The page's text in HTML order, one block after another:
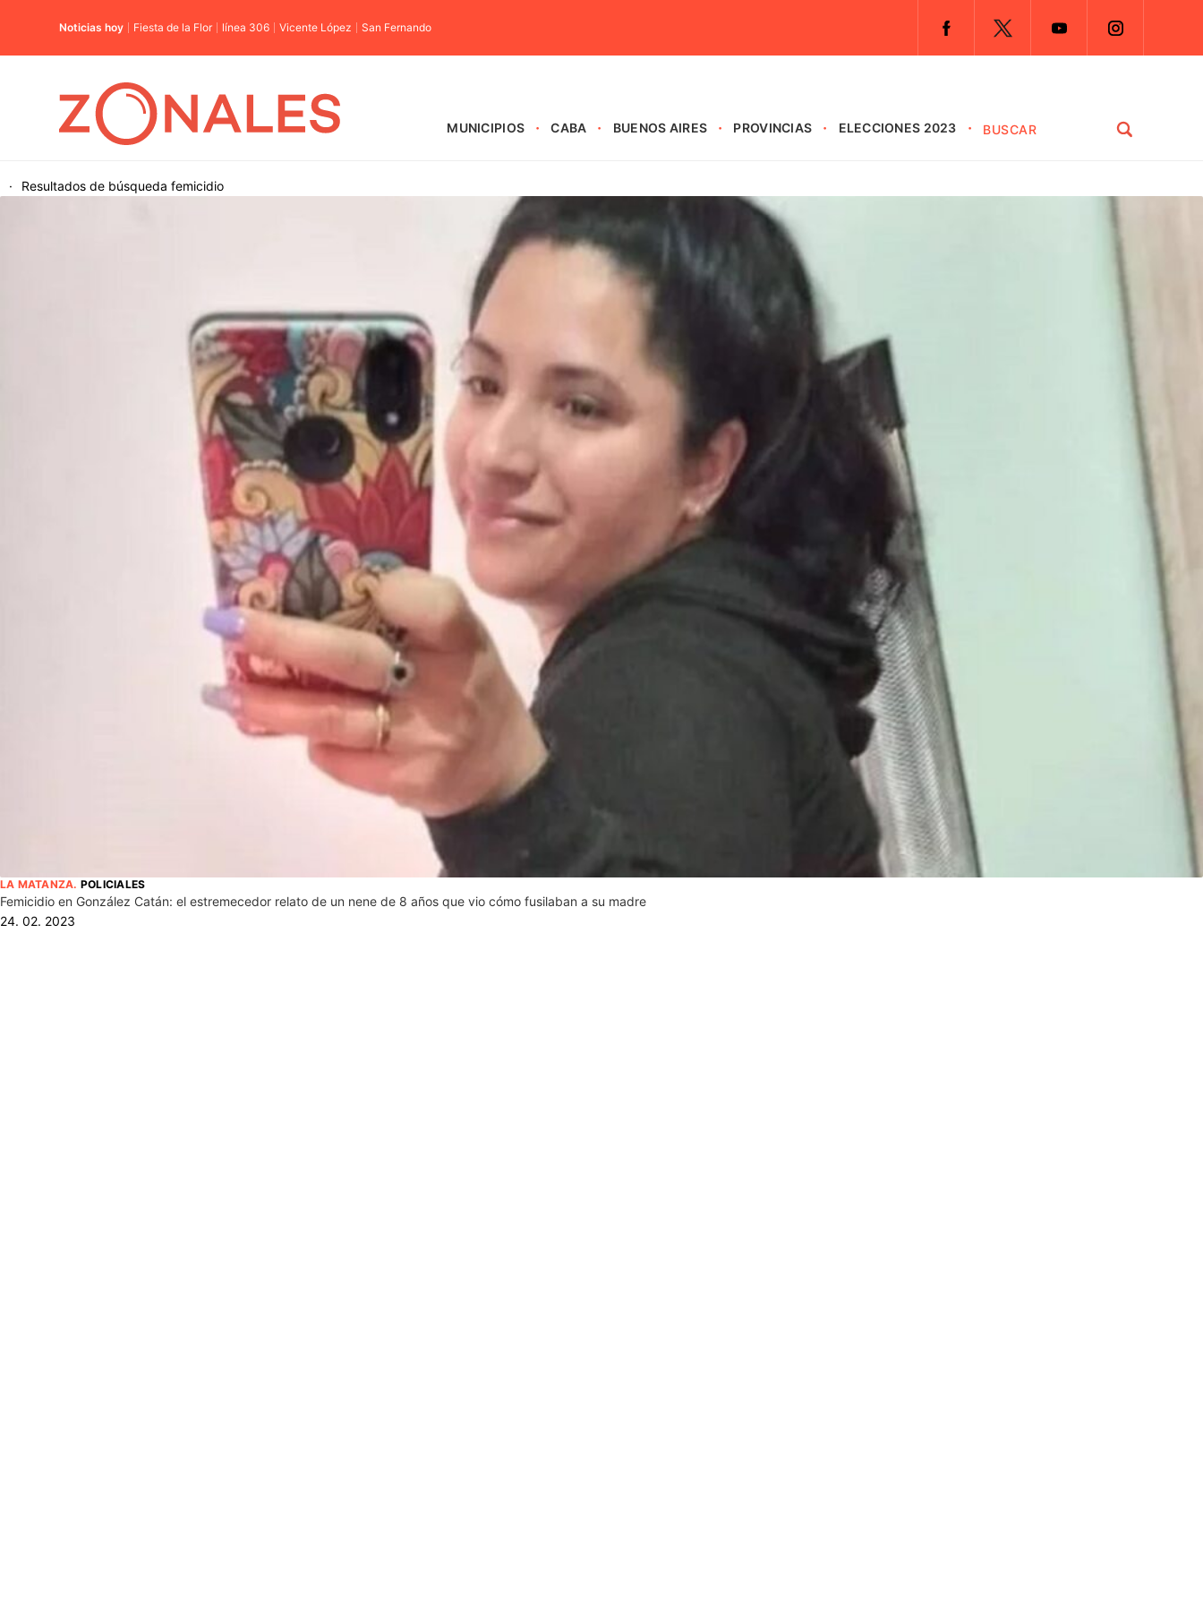
Noticias hoy Fiesta de la Flor línea 306 Vicente López San Fernando
MUNICIPIOS CABA BUENOS AIRES PROVINCIAS ELECCIONES 2023
Resultados de búsqueda
· femicidio
LA MATANZA. POLICIALES
Femicidio en González Catán: el estremecedor relato de un nene de 8 años que vio cómo fusilaban a su madre
24. 02. 2023